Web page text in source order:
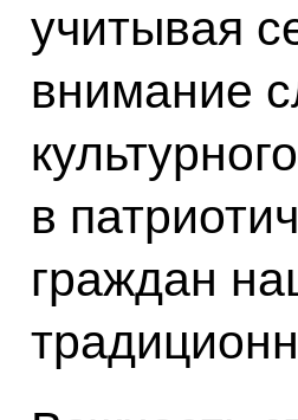
учитывая
внимание
в
граждан